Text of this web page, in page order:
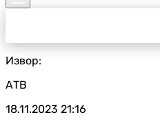
Извор:
АТВ
18.11.2023 21:16